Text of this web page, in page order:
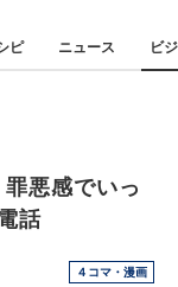
ピ ニュース ビ
悪感でいっ
話
４コマ・漫画